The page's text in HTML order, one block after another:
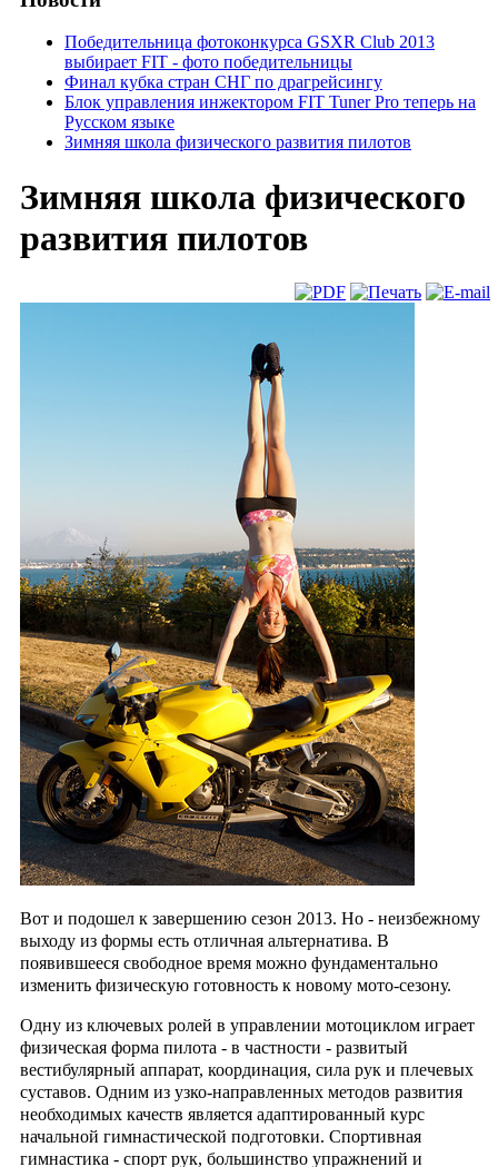
Победительница фотоконкурса GSXR Club 2013
выбирает FIT - фото победительницы
Финал кубка стран СНГ по драгрейсингу
Блок управления инжектором FIT Tuner Pro теперь на
Русском языке
Зимняя школа физического развития пилотов
Зимняя школа физического
развития пилотов
Вот и подошел к завершению сезон 2013. Но - неизбежному
выходу из формы есть отличная альтернатива. В
появившееся свободное время можно фундаментально
изменить физическую готовность к новому мото-сезону.
Одну из ключевых ролей в управлении мотоциклом играет
физическая форма пилота - в частности - развитый
вестибулярный аппарат, координация, сила рук и плечевых
суставов. Одним из узко-направленных методов развития
необходимых качеств является адаптированный курс
начальной гимнастической подготовки. Спортивная
гимнастика - спорт рук, большинство упражнений и